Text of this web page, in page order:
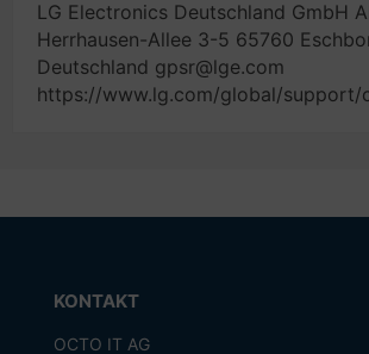
LG Electronics Deutschland GmbH
Herrhausen-Allee 3-5 65760
Deutschland gpsr@lge.com
https://www.lg.com/global/support/
KONTAKT
OCTO IT AG